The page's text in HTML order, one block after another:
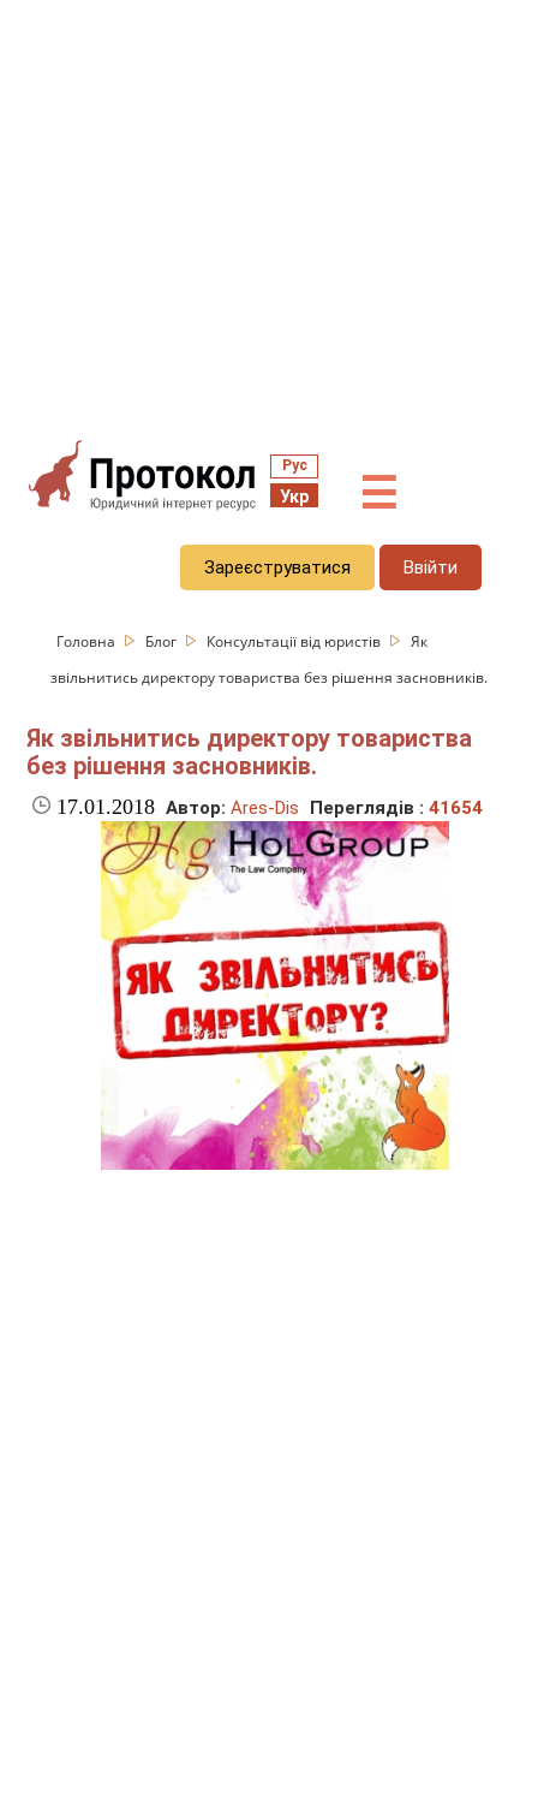
Рус
Укр ☰
Зареєструватися Ввійти
Головна Блог Консультації від юристів
Як
звільнитись директору товариства без рішення засновників.
Як звільнитись директору товариства
без рішення засновників.
17.01.2018 Автор: Ares-Dis Переглядів :41654